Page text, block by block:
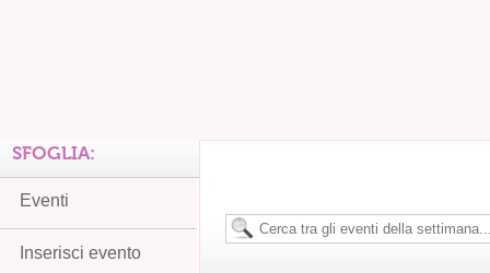
SFOGLIA:
Eventi
Inserisci evento